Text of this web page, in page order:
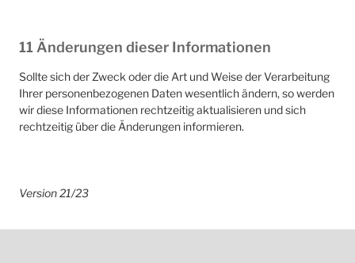
11 Änderungen dieser Informationen
Sollte sich der Zweck oder die Art und Weise der Verarbeitung
Ihrer personenbezogenen Daten wesentlich ändern, so werden
wir diese Informationen rechtzeitig aktualisieren und sich
rechtzeitig über die Änderungen informieren.
Version 21/23